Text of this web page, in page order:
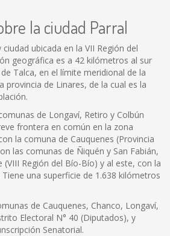
la ciudad Parral
ubicada en la VII Región del
geográfica es a 42 kilómetros al sur
Talca, en el límite meridional de la
provincia de Linares, de la cual es la
de Longaví, Retiro y Colbún
frontera en común en la zona
la comuna de Cauquenes (Provincia
las comunas de Ñiquén y San Fabián,
(VIII Región del Bío-Bío) y al este, con la
una superficie de 1.638 kilómetros
de Cauquenes, Chanco, Longaví,
Electoral N° 40 (Diputados), y
Senatorial.